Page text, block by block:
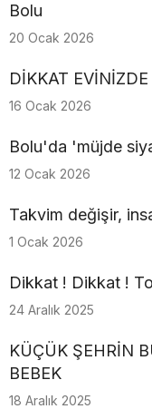
Bolu
20 Ocak 2026
DİKKAT
16 Ocak 2026
Bolu'da 'müjde
12 Ocak 2026
Takvim değişir,
1 Ocak 2026
Dikkat ! Dikkat !
24 Aralık 2025
KÜÇÜK ŞEHRİN
BEBEK
18 Aralık 2025